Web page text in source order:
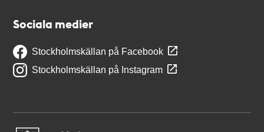
Sociala medier
Stockholmskällan på Facebook
Stockholmskällan på Instagram